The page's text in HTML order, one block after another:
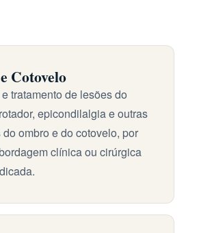
Cotovelo
tratamento de lesões do
epicondilalgia e outras
ombro e do cotovelo, por
clínica ou cirúrgica